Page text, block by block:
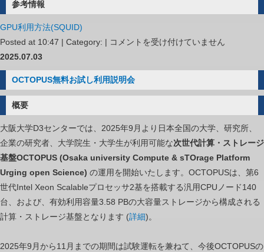
参考情報
GPU利用方法(SQUID)
Posted at 10:47 | Category: | GPU
ロ
グ
ミ
ン
グ
実
践
（OpenACC）
は
コメントを受け付けていません
2025.07.03
OCTOPUS無料お試し利用説明会
概要
大阪大学D3センターでは、2025年9月より日本全国の大学、研究所、
企業の研究者、大学院生・大学生が利用可能な次世代計算・ストレージ
基盤OCTOPUS (Osaka university Compute & sTOrage Platform
Urging open Science) の運用を開始いたします。OCTOPUSは、第6
世代Intel Xeon Scalableプロセッサ2基を搭載する汎用CPUノード140
台、および、有効利用容量3.58 PBの大容量ストレージから構成される
計算・ストレージ基盤となります (詳細)。
2025年9月から11月までの期間は試験運転を兼ねて、今後OCTOPUSの